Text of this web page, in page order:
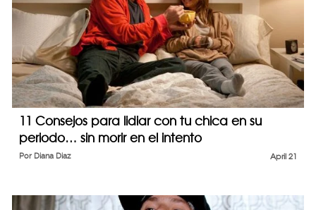
11 Consejos para lidiar con tu chica en su
periodo… sin morir en el intento
April 21
Por Diana Diaz